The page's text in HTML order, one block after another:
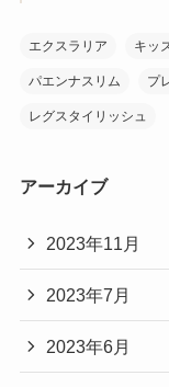
エクスラリア キッ
パエンナスリム プ
レグスタイリッシュ
アーカイブ
2023年11月
2023年7月
2023年6月